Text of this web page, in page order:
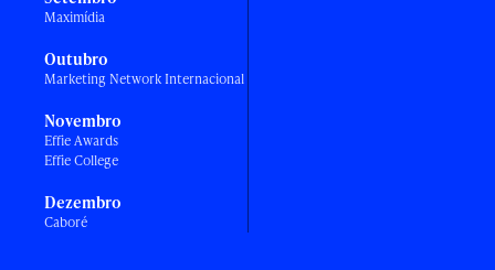
Maximídia
Outubro
Marketing Network Internacional
Novembro
Effie Awards
Effie College
Dezembro
Caboré